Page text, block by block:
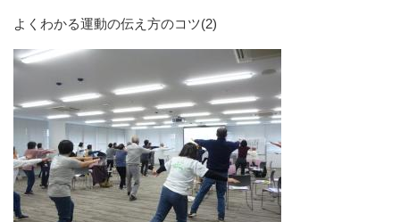
よくわかる運動の伝え方のコツ(2)